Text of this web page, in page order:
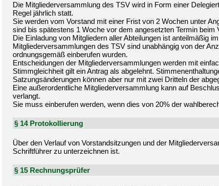
Die Mitgliederversammlung des TSV wird in Form einer
Regel jährlich statt.
Sie werden vom Vorstand mit einer Frist von 2 Wochen unter
sind bis spätestens 1 Woche vor dem angesetzten Termin
Die Einladung von Mitgliedern aller Abteilungen ist anteilmäßig
Mitgliederversammlungen des TSV sind unabhängig von der
ordnungsgemäß einberufen wurden.
Entscheidungen der Mitgliederversammlungen werden mit
Stimmgleichheit gilt ein Antrag als abgelehnt.
Satzungsänderungen können aber nur mit zwei Dritteln der
Eine außerordentliche Mitgliederversammlung kann auf
verlangt.
Sie muss einberufen werden, wenn dies von 20% der
§ 14 Protokollierung
Über den Verlauf von Vorstandsitzungen und der
Schriftführer zu unterzeichnen ist.
§ 15 Rechnungsprüfer